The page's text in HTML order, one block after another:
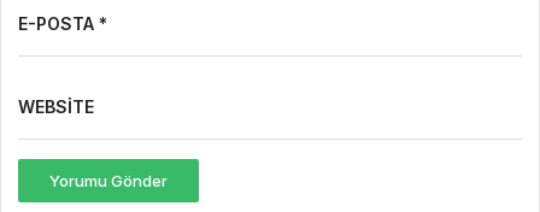
E-POSTA *
WEBSITE
Yorumu Gönder